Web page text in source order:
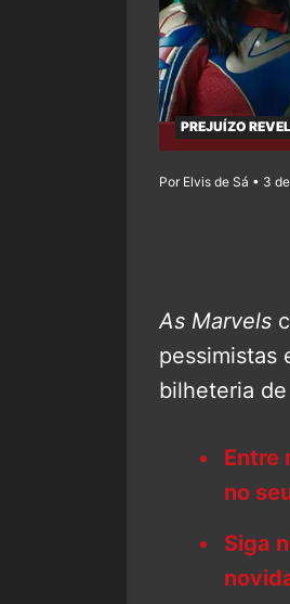
PREJUÍZO
Por Elvis de Sá • 3
As Marvels
pessimistas
bilheteria
Entre
no
Siga